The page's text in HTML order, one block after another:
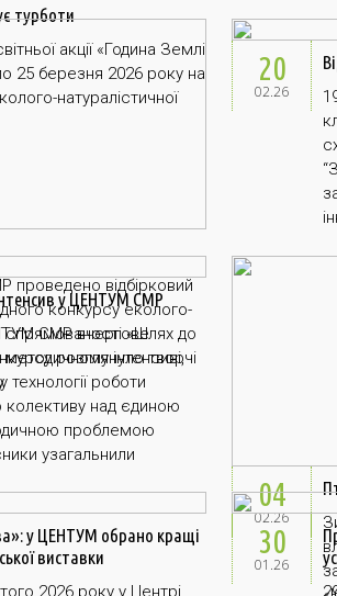
турботи
акції «Година Землі
25 березня 2026 року на
натуралістичної
відбірковий
конкурсу еколого-
спрямованості «Шлях до
розглянуло творчі
20
02.26
у ЦЕНТУМ СМР
СМР вчергове
методичному інтенсиві,
роботи
колективу над єдиною
проблемою
узагальнили
04
02.26
у ЦЕНТУМ обрано кращі
виставки
2026 року у Центрі
30
01.26